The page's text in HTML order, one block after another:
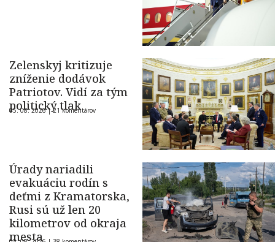
Zelenskyj kritizuje
zníženie dodávok
Patriotov. Vidí za tým
politický tlak
05. 08. 2026 |21 komentárov
Úrady nariadili
evakuáciu rodín s
deťmi z Kramatorska,
Rusi sú už len 20
kilometrov od okraja
mesta